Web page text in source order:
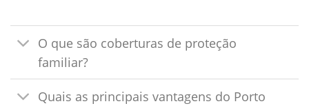
O que são coberturas de proteção
familiar?
Quais as principais vantagens do Porto